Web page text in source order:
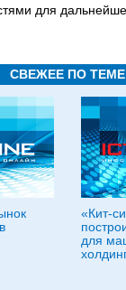
для
СВЕЖЕЕ ПО ТЕМЕ
«Кит-
для